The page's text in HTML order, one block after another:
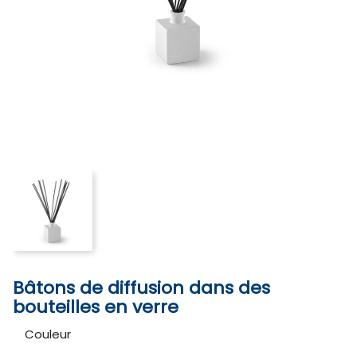
Bâtons de diffusion dans des
bouteilles en verre
Couleur